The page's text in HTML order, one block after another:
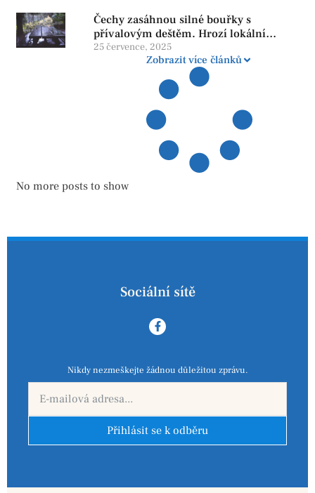
reformy
Čechy zasáhnou silné bouřky s
přívalovým deštěm. Hrozí lokální
zatopení
25 července, 2025
Zobrazit více článků
No more posts to show
Sociální sítě
Nikdy nezmeškejte žádnou důležitou zprávu.
Přihlásit se k odběru